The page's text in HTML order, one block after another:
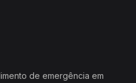
de emergência em